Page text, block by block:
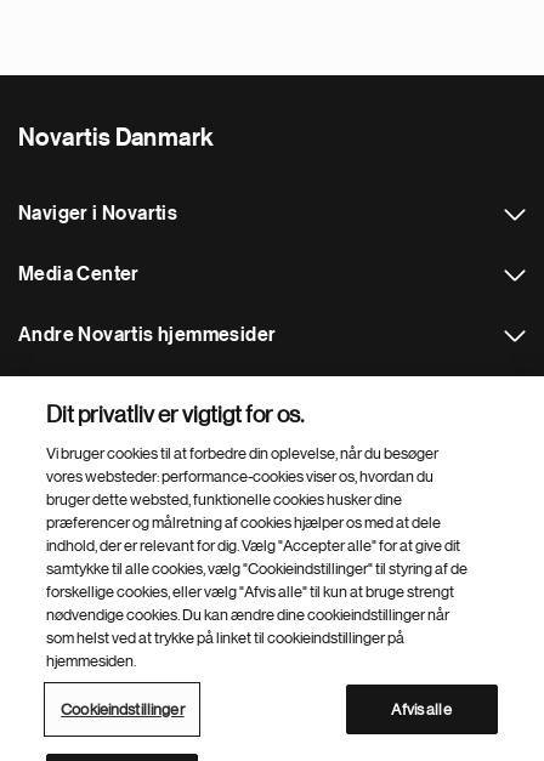
Novartis Danmark
Naviger i Novartis
Media Center
Andre Novartis hjemmesider
Footer Site Search
Footer
Bottom
© 2026 Novartis Danmark A/S
Brugerbetingelser og politikker for beskyttelse og behandling af
personoplysninger
Brugerbetingelser
Hjemmesidens tilgængelighed
Novartis webstedskatalog
Dit privatliv er vigtigt for os.
Vi bruger cookies til at forbedre din oplevelse, når du besøger
vores websteder: performance-cookies viser os, hvordan du
bruger dette websted, funktionelle cookies husker dine
præferencer og målretning af cookies hjælper os med at dele
indhold, der er relevant for dig. Vælg "Accepter alle" for at give dit
samtykke til alle cookies, vælg "Cookieindstillinger" til styring af de
forskellige cookies, eller vælg "Afvis alle" til kun at bruge strengt
nødvendige cookies. Du kan ændre dine cookieindstillinger når
som helst ved at trykke på linket til cookieindstillinger på
hjemmesiden.
Cookieindstillinger Afvis alle